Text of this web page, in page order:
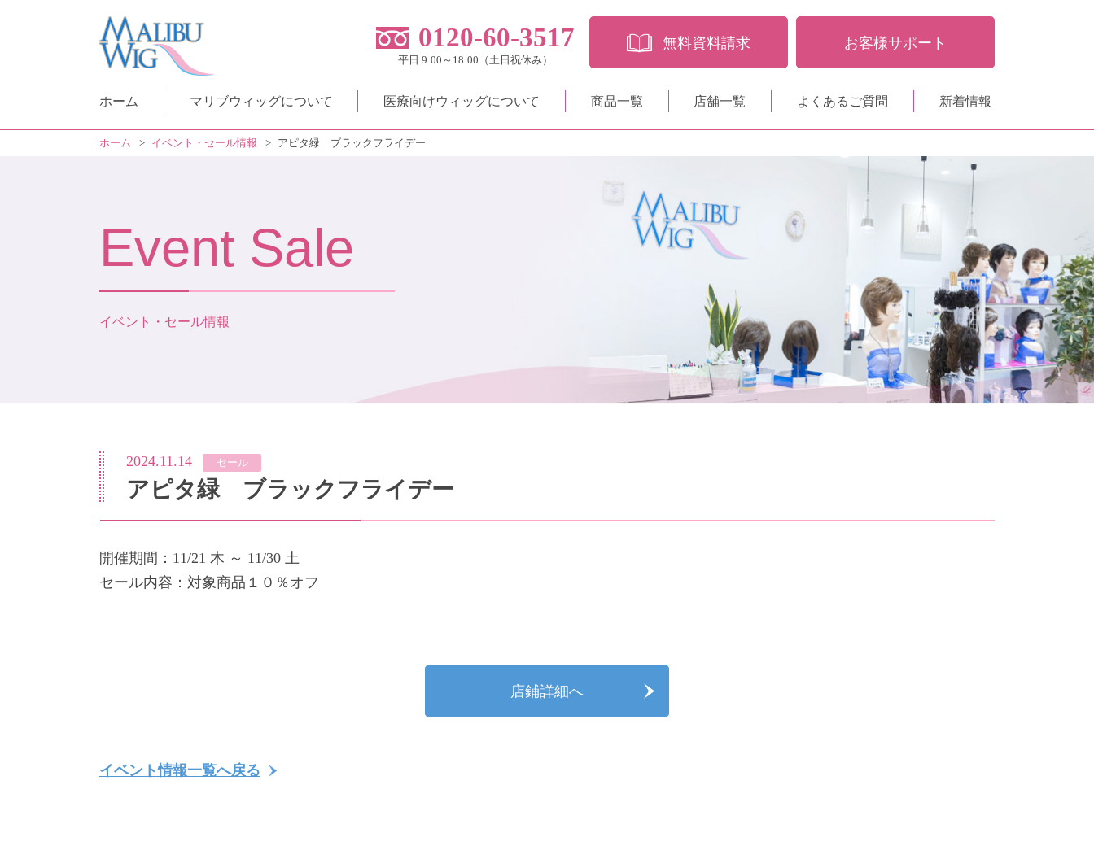
0120-60-3517
平日 9:00～18:00（土日祝休み）
無料資料請求 お客様サポート
ホーム マリブウィッグについて 医療向けウィッグについて 商品一覧 店舗一覧 よくあるご質問 新着情報
ホーム > イベント・セール情報 > アピタ緑 ブラックフライデー
Event Sale
イベント・セール情報
2024.11.14 セール
アピタ緑 ブラックフライデー
開催期間：11/21 木 ～ 11/30 土
セール内容：対象商品１０％オフ
店鋪詳細へ
イベント情報一覧へ戻る